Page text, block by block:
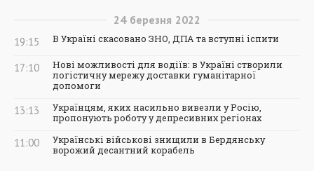
24 березня 2022
19:15 В Україні скасовано ЗНО, ДПА та вступні іспити
17:10
Нові можливості для водіїв: в Україні створили
логістичну мережу доставки гуманітарної
допомоги
13:13
Українцям, яких насильно вивезли у Росію,
пропонують роботу у депресивних регіонах
11:00
Українські військові знищили в Бердянську
ворожий десантний корабель